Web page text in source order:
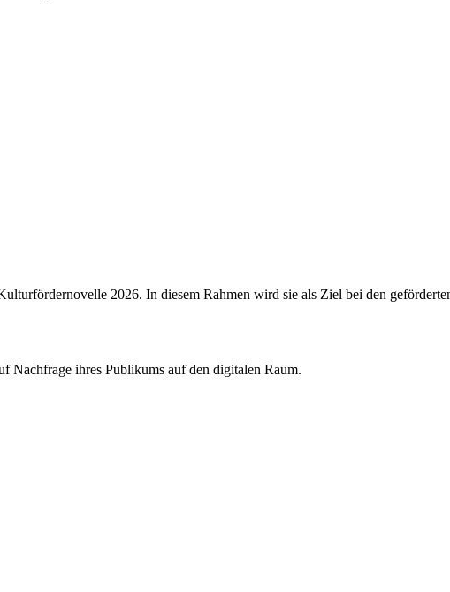
2026. In diesem Rahmen wird sie als Ziel bei den
Nachfrage ihres Publikums auf den digitalen Raum.